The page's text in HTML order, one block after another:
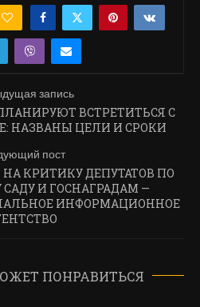
запись
ВСТРЕТИТЬСЯ С
НАЗВАНЫ ЦЕЛИ И СРОКИ
пост
КРИТИКУ ДЕПУТАТОВ ПО
И ГОСНАГРАДАМ —
ИНФОРМАЦИОННОЕ
ПОНРАВИТЬСЯ